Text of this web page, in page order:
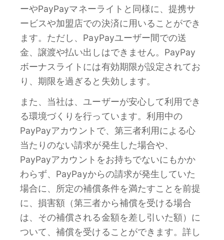
ーやPayPayマネーライトと同様に、提携サ
ービスや加盟店での決済に用いることができ
ます。ただし、PayPayユーザー間での送
金、譲渡や払い出しはできません。PayPay
ボーナスライトには有効期限が設定されてお
り、期限を過ぎると失効します。
また、当社は、ユーザーが安心して利用でき
る環境づくりを行っています。利用中の
PayPayアカウントで、第三者利用による心
当たりのない請求が発生した場合や、
PayPayアカウントをお持ちでないにもかか
わらず、PayPayからの請求が発生していた
場合に、所定の補償条件を満たすことを前提
に、損害額（第三者から補償を受ける場合
は、その補償される金額を差し引いた額）に
ついて、補償を受けることができます。詳し